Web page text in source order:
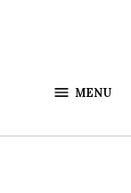
MENU